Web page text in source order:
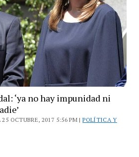
‘ya no hay impunidad ni
25 OCTUBRE, 2017 5:56 PM |POLÍTICA Y